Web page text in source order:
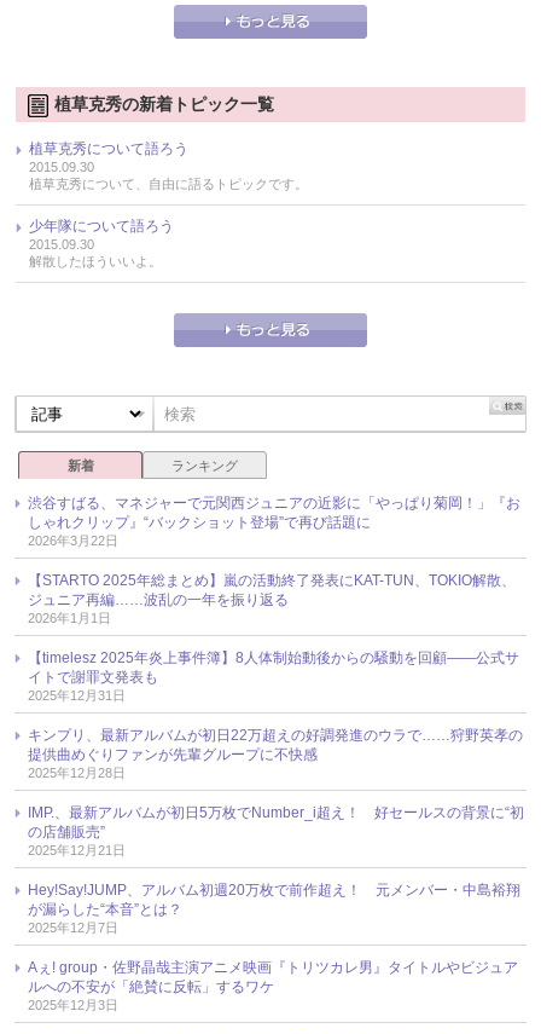
植草克秀の新着トピック一覧
植草克秀について語ろう
2015.09.30
植草克秀について、自由に語るトピックです。
少年隊について語ろう
2015.09.30
解散したほういいよ。
新着 ランキング
渋谷すばる、マネジャーで元関西ジュニアの近影に「やっぱり菊岡！」『お
しゃれクリップ』“バックショット登場”で再び話題に
2026年3月22日
【STARTO 2025年総まとめ】嵐の活動終了発表にKAT-TUN、TOKIO解散、
ジュニア再編……波乱の一年を振り返る
2026年1月1日
【timelesz 2025年炎上事件簿】8人体制始動後からの騒動を回顧――公式サ
イトで謝罪文発表も
2025年12月31日
キンプリ、最新アルバムが初日22万超えの好調発進のウラで……狩野英孝の
提供曲めぐりファンが先輩グループに不快感
2025年12月28日
IMP.、最新アルバムが初日5万枚でNumber_i超え！ 好セールスの背景に“初
の店舗販売”
2025年12月21日
Hey!Say!JUMP、アルバム初週20万枚で前作超え！ 元メンバー・中島裕翔
が漏らした“本音”とは？
2025年12月7日
Aぇ! group・佐野晶哉主演アニメ映画『トリツカレ男』タイトルやビジュア
ルへの不安が「絶賛に反転」するワケ
2025年12月3日